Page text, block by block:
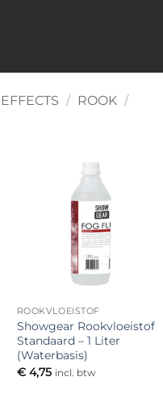
/ ROOK /
Toevoegen
verlanglijst
ROOKVLOEISTOF
Showgear Rookvloeistof
Standaard – 1 Liter
(Waterbasis)
€4,75 incl. btw